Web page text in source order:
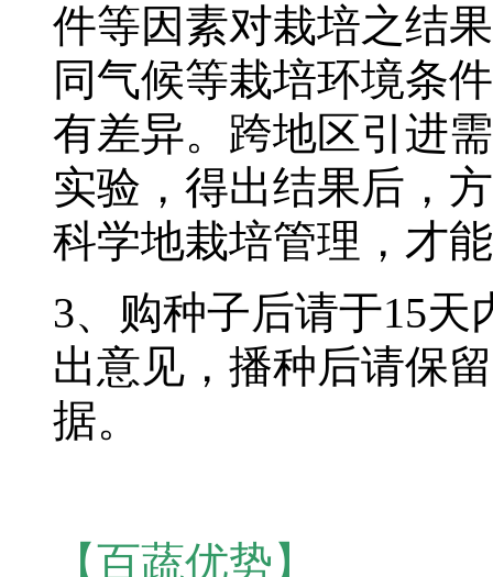
件等因素对栽培之结
同气候等栽培环境条
有差异。跨地区引进
实验，得出结果后，
科学地栽培管理，才
3、购种子后请于15
出意见，播种后请保
据。
【百蔬优势】